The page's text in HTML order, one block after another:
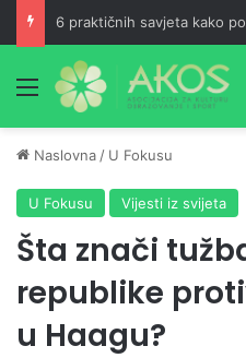
6 praktičnih savjeta kako
Meni
Naslovna / U Fokusu
U Fokusu Vijesti iz svijeta
Šta znači
republike
u Haagu?